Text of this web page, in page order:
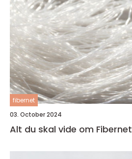
fibernet
03. October 2024
Alt du skal vide om Fibernet